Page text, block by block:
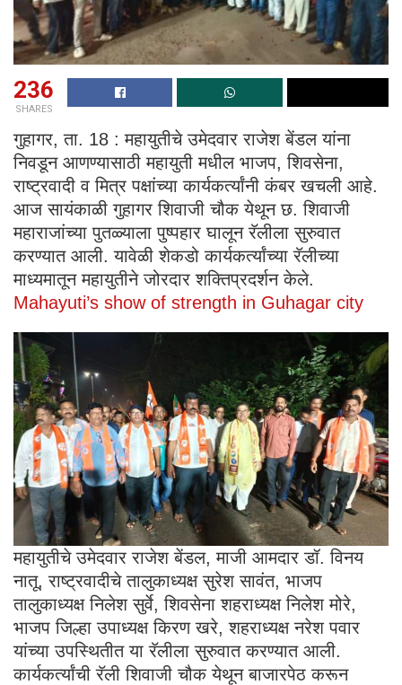
236
SHARES
गुहागर, ता. 18 : महायुतीचे उमेदवार राजेश बेंडल यांना
निवडून आणण्यासाठी महायुती मधील भाजप, शिवसेना,
राष्ट्रवादी व मित्र पक्षांच्या कार्यकर्त्यांनी कंबर खचली आहे.
आज सायंकाळी गुहागर शिवाजी चौक येथून छ. शिवाजी
महाराजांच्या पुतळ्याला पुष्पहार घालून रॅलीला सुरुवात
करण्यात आली. यावेळी शेकडो कार्यकर्त्यांच्या रॅलीच्या
माध्यमातून महायुतीने जोरदार शक्तिप्रदर्शन केले.
Mahayuti’s show of strength in Guhagar city
महायुतीचे उमेदवार राजेश बेंडल, माजी आमदार डॉ. विनय
नातू, राष्ट्रवादीचे तालुकाध्यक्ष सुरेश सावंत, भाजप
तालुकाध्यक्ष निलेश सुर्वे, शिवसेना शहराध्यक्ष निलेश मोरे,
भाजप जिल्हा उपाध्यक्ष किरण खरे, शहराध्यक्ष नरेश पवार
यांच्या उपस्थितीत या रॅलीला सुरुवात करण्यात आली.
कार्यकर्त्यांची रॅली शिवाजी चौक येथून बाजारपेठ करून